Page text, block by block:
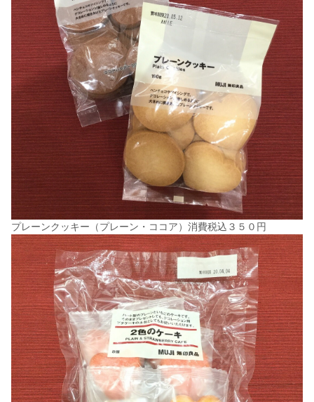
プレーンクッキー（プレーン・ココア）消費税込３５０円